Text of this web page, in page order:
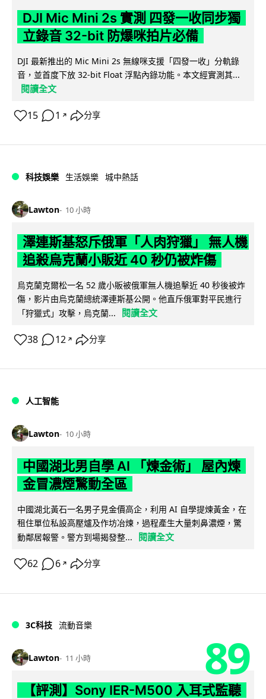
DJI Mic Mini 2s 實測 四發一收同步獨
立錄音 32-bit 防爆咪拍片必備
DJI 最新推出的 Mic Mini 2s 無線咪支援「四發一收」分軌錄
音，並首度下放 32-bit Float 浮點內錄功能。本文經實測其...
閱讀全文
15 1 ↗ 分享
科技娛樂 生活娛樂 城中熱話
Lawton 10 小時
澤連斯基怒斥俄軍「人肉狩獵」 無人機
追殺烏克蘭小販近 40 秒仍被炸傷
烏克蘭克爾松一名 52 歲小販被俄軍無人機追擊近 40 秒後被炸
傷，影片由烏克蘭總統澤連斯基公開。他直斥俄軍對平民進行
「狩獵式」攻擊，烏克蘭...
閱讀全文
38 12 ↗ 分享
人工智能
Lawton 10 小時
中國湖北男自學 AI 「煉金術」 屋內煉
金冒濃煙驚動全區
中國湖北黃石一名男子見金價高企，利用 AI 自學提煉黃金，在
租住單位私設高壓爐及作坊冶煉，過程產生大量刺鼻濃煙，驚
動鄰居報警。警方到場揭發整...
閱讀全文
62 6 ↗ 分享
3C科技 流動音樂
Lawton 11 小時 89
【評測】Sony IER-M500 入耳式監聽